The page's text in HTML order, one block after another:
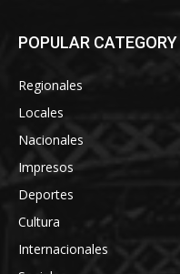
POPULAR CATEGORY
Regionales
Locales
Nacionales
Impresos
Deportes
Cultura
Internacionales